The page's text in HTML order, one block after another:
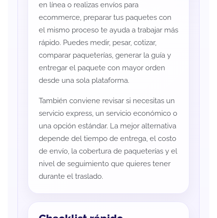
en línea o realizas envíos para
ecommerce, preparar tus paquetes con
el mismo proceso te ayuda a trabajar más
rápido. Puedes medir, pesar, cotizar,
comparar paqueterías, generar la guía y
entregar el paquete con mayor orden
desde una sola plataforma.
También conviene revisar si necesitas un
servicio express, un servicio económico o
una opción estándar. La mejor alternativa
depende del tiempo de entrega, el costo
de envío, la cobertura de paqueterías y el
nivel de seguimiento que quieres tener
durante el traslado.